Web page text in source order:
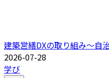
建築営繕DXの取り組み～自
2026-07-28
学び